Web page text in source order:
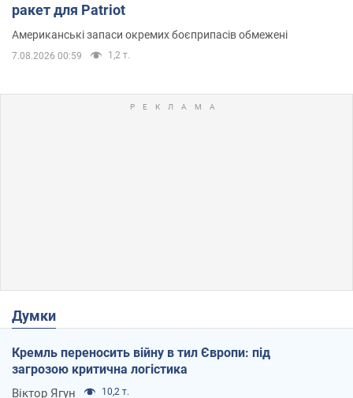
ракет для Patriot
Американські запаси окремих боєприпасів обмежені
7.08.2026 00:59 1,2 т.
Думки
Кремль переносить війну в тил Європи: під
загрозою критична логістика
Віктор Ягун 10,2 т.